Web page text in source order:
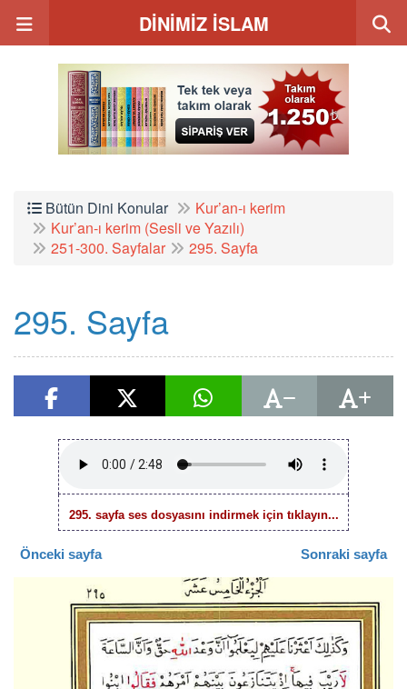
DİNİMİZ İSLAM
Bütün Dini Konular
Kur’an-ı kerim
Kur’an-ı kerim (Sesli ve Yazılı)
251-300. Sayfalar
295. Sayfa
295. Sayfa
295. sayfa ses dosyasını indirmek için tıklayın...
Önceki sayfa Sonraki sayfa